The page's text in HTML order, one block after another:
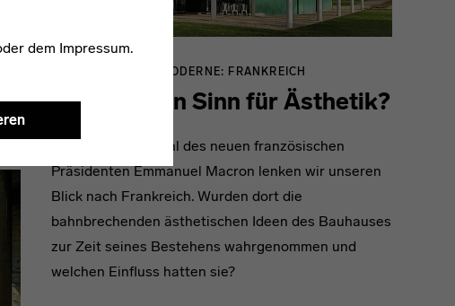
dem Impressum.
INTERNATIONALE MODERNE: FRANKREICH
Einfach kein Sinn für Ästhetik?
Anlässlich der Wahl des neuen französischen
Präsidenten Emmanuel Macron lenken wir unseren
Blick nach Frankreich. Wurden dort die
bahnbrechenden ästhetischen Ideen des Bauhauses
zur Zeit seines Bestehens wahrgenommen und
welchen Einfluss hatten sie?